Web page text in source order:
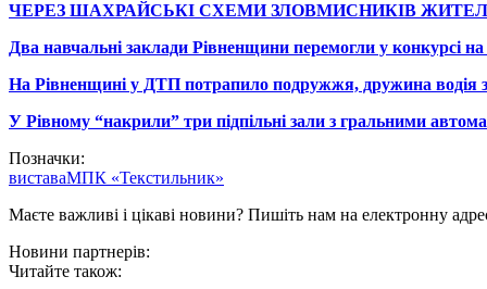
ЧЕРЕЗ ШАХРАЙСЬКІ СХЕМИ ЗЛОВМИСНИКІВ
Два навчальні заклади Рівненщини перемогли у конкурсі
На Рівненщині у ДТП потрапило подружжя, дружина водія
У Рівному “накрили” три підпільні зали з гральними
Позначки:
виставаМПК «Текстильник»
Маєте важливі і цікаві новини? Пишіть нам на електронну
Новини партнерів:
Читайте також: